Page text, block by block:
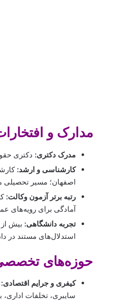
مدارک و
مدرک دکتری: دکتری
کارشناسی و ارشد:
اصفهان؛ مسیر
رتبه برتر آزمون وکالت:
آمادگی برای رویه‌های
تجربه دانشگاهی: بیش
استدلال‌های مستند در
حوزه‌های
کیفری و جرایم اقتصادی:
سایبری، تخلفات اداری،